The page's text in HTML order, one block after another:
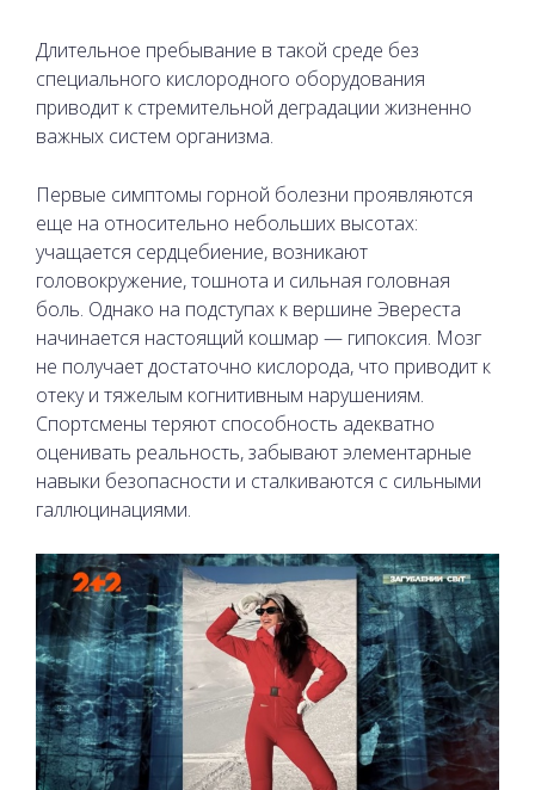
Длительное пребывание в такой среде без
специального кислородного оборудования
приводит к стремительной деградации жизненно
важных систем организма.
Первые симптомы горной болезни проявляются
еще на относительно небольших высотах:
учащается сердцебиение, возникают
головокружение, тошнота и сильная головная
боль. Однако на подступах к вершине Эвереста
начинается настоящий кошмар — гипоксия. Мозг
не получает достаточно кислорода, что приводит к
отеку и тяжелым когнитивным нарушениям.
Спортсмены теряют способность адекватно
оценивать реальность, забывают элементарные
навыки безопасности и сталкиваются с сильными
галлюцинациями.